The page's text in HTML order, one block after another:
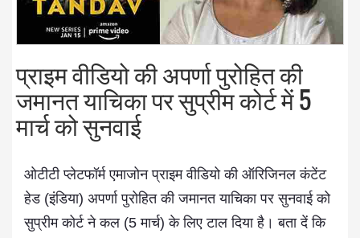
प्राइम वीडियो की अपर्णा पुरोहित की
जमानत याचिका पर सुप्रीम कोर्ट में 5
मार्च को सुनवाई
ओटीटी प्लेटफॉर्म एमाजोन प्राइम वीडियो की ऑरिजिनल कंटेंट
हेड (इंडिया) अपर्णा पुरोहित की जमानत याचिका पर सुनवाई को
सुप्रीम कोर्ट ने कल (5 मार्च) के लिए टाल दिया है। बता दें कि